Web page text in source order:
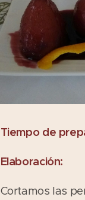
Tiempo de
Elaboración:
Cortamos las